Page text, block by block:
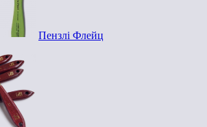
Пензлі Флейц